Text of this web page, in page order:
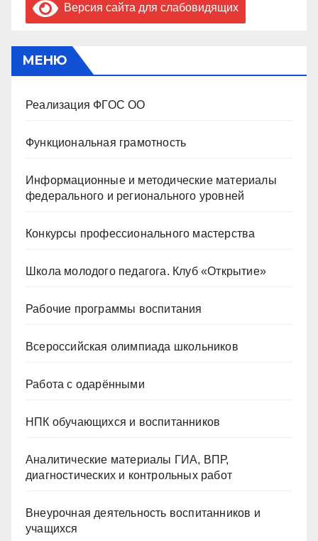
Версия сайта для слабовидящих
МЕНЮ
Реализация ФГОС ОО
Функциональная грамотность
Информационные и методические материалы
федерального и регионального уровней
Конкурсы профессионального мастерства
Школа молодого педагога. Клуб «Открытие»
Рабочие программы воспитания
Всероссийская олимпиада школьников
Работа с одарёнными
НПК обучающихся и воспитанников
Аналитические материалы ГИА, ВПР,
диагностических и контрольных работ
Внеурочная деятельность воспитанников и
учащихся